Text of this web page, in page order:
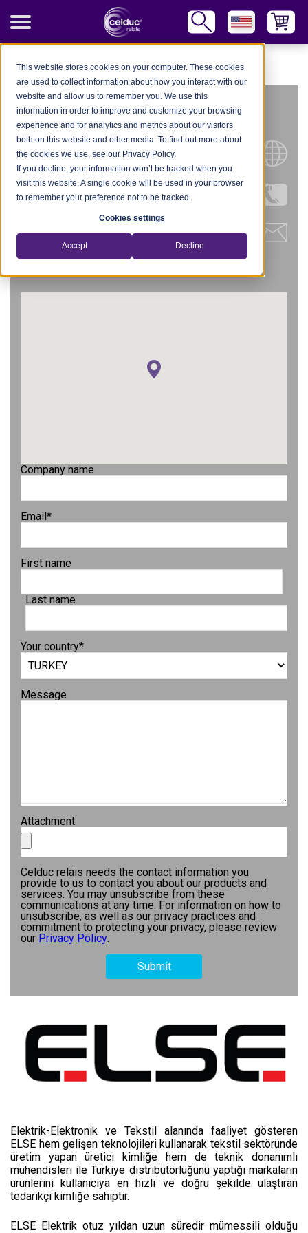
This website stores cookies on your computer. These cookies
are used to collect information about how you interact with our
website and allow us to remember you. We use this
information in order to improve and customize your browsing
experience and for analytics and metrics about our visitors
both on this website and other media. To find out more about
the cookies we use, see our Privacy Policy.
If you decline, your information won’t be tracked when you
visit this website. A single cookie will be used in your browser
to remember your preference not to be tracked.
Cookies settings
Accept Decline
ELSE ELEKTRİK A.Ş
Tel.: +90 212 4226670
Çobançeşme Mah.Sanayi Cad.
Nish Residence No: 44 A /114
34197 Bahçelievler, Istanbul
Company name
Email*
First name
Last name
Your country*
Message
Attachment
Celduc relais needs the contact information you
provide to us to contact you about our products and
services. You may unsubscribe from these
communications at any time. For information on how to
unsubscribe, as well as our privacy practices and
commitment to protecting your privacy, please review
our Privacy Policy.
Elektrik-Elektronik ve Tekstil alanında faaliyet gösteren
ELSE hem gelişen teknolojileri kullanarak tekstil sektöründe
üretim yapan üretici kimliğe hem de teknik donanımlı
mühendisleri ile Türkiye distribütörlüğünü yaptığı markaların
ürünlerini kullanıcıya en hızlı ve doğru şekilde ulaştıran
tedarikçi kimliğe sahiptir.
ELSE Elektrik otuz yıldan uzun süredir mümessili olduğu